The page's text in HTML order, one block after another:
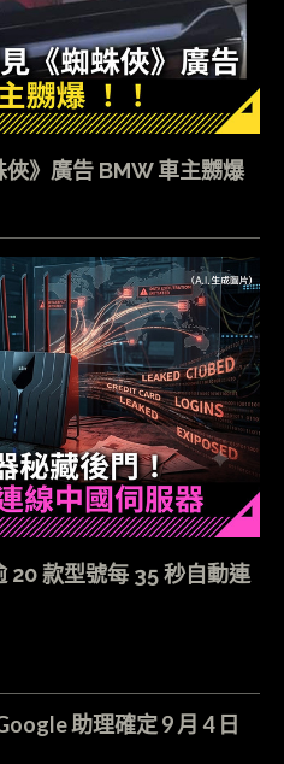
》廣告 BMW 車主嬲爆
20 款型號每 35 秒自動連
助理確定 9 月 4 日